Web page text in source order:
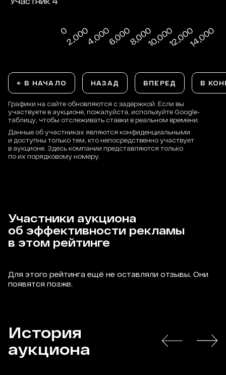
← В НАЧАЛО НАЗАД ВПЕРЕД В
Графики на сайте обновляются с задержкой. Если вы
участвуете в аукционе, пожалуйста, используйте Google-
таблицу, чтобы отслеживать ставки в реальном времени.
Данные об участниках являются конфиденциальными
и доступны только тем, кто непосредственно участвует
в аукционе. Здесь компании представляются только
по их порядковому номеру.
Участники аукциона
об эффективности рекламы
в этом рейтинге
Для этого рейтинга ещё не оставляли отзывы. Они
появятся позже.
История
аукциона